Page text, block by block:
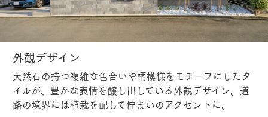
外観デザイン
天然石の持つ複雑な色合いや柄模様をモチーフにしたタ
イルが、豊かな表情を醸し出している外観デザイン。道
路の境界には植栽を配して佇まいのアクセントに。